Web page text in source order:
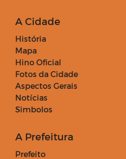
A Cidade
História
Mapa
Hino Oficial
Fotos da Cidade
Aspectos Gerais
Notícias
Simbolos
A Prefeitura
Prefeito